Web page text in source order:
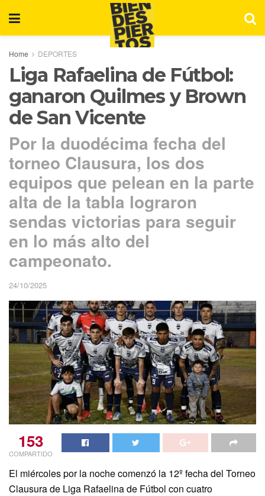
Home DEPORTES
Liga Rafaelina de Fútbol:
ganaron Quilmes y Brown
de San Vicente
Por la duodécima fecha del
torneo Clausura, los dos
equipos que pelean en la parte
alta de la tabla lograron
sendas victorias para seguir
en lo más alto del
campeonato.
24/10/2025
153
COMPARTIDO
El miércoles por la noche comenzó la 12º fecha del Torneo
Clausura de Liga Rafaelina de Fútbol con cuatro